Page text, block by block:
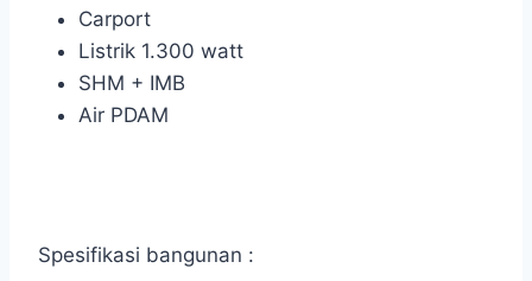
Carport
Listrik 1.300 watt
SHM + IMB
Air PDAM
Spesifikasi bangunan :